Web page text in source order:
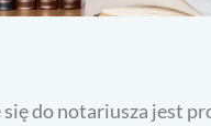
do notariusza jest